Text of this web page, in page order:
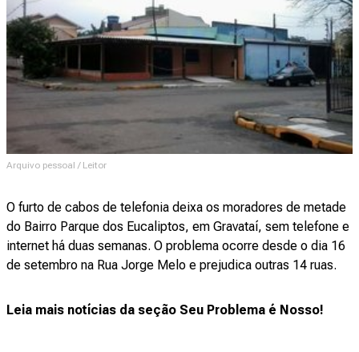
Arquivo pessoal / Leitor
O furto de cabos de telefonia deixa os moradores de metade
do Bairro Parque dos Eucaliptos, em Gravataí, sem telefone e
internet há duas semanas. O problema ocorre desde o dia 16
de setembro na Rua Jorge Melo e prejudica outras 14 ruas.
Leia mais notícias da seção Seu Problema é Nosso!